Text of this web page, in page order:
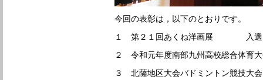
今回の表彰は，以下のとおりです。
１ 第２１回あくね洋画展 入
２ 令和元年度南部九州高校総合体
３ 北薩地区大会バドミントン競技